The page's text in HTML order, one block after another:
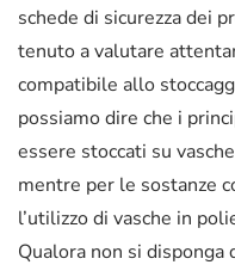
schede di sicurezza dei
tenuto a valutare
compatibile allo
possiamo dire che i
essere stoccati su
mentre per le sostanze
l’utilizzo di vasche in
Qualora non si